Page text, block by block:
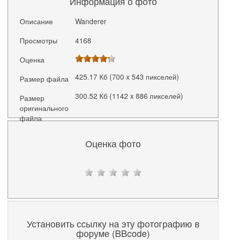
Описание
Wanderer
Просмотры
4168
Оценка
Размер файла
425.17 Кб (700 x 543 пикселей)
Размер
оригинального
файла
300.52 Кб (1142 x 886 пикселей)
Оценка фото
Установить ссылку на эту фотографию в
форуме (BBcode)